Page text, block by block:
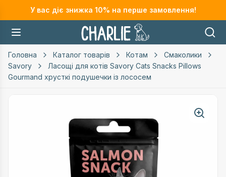
У вас діє знижка 10% на перше замовлення!
Головна Каталог товарів Котам
Смаколики
Savory
Ласощі для котів Savory Cats Snacks Pillows
Gourmand хрусткі подушечки із лососем